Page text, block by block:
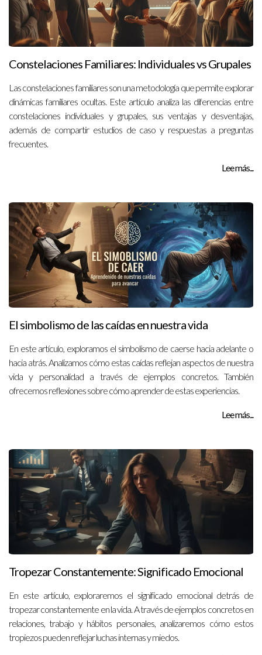
Constelaciones Familiares: Individuales vs Grupales
Las constelaciones familiares son una metodología que permite explorar
dinámicas familiares ocultas. Este artículo analiza las diferencias entre
constelaciones individuales y grupales, sus ventajas y desventajas,
además de compartir estudios de caso y respuestas a preguntas
frecuentes.
Lee más...
El simbolismo de las caídas en nuestra vida
En este artículo, exploramos el simbolismo de caerse hacia adelante o
hacia atrás. Analizamos cómo estas caídas reflejan aspectos de nuestra
vida y personalidad a través de ejemplos concretos. También
ofrecemos reflexiones sobre cómo aprender de estas experiencias.
Lee más...
Tropezar Constantemente: Significado Emocional
En este artículo, exploraremos el significado emocional detrás de
tropezar constantemente en la vida. A través de ejemplos concretos en
relaciones, trabajo y hábitos personales, analizaremos cómo estos
tropiezos pueden reflejar luchas internas y miedos.